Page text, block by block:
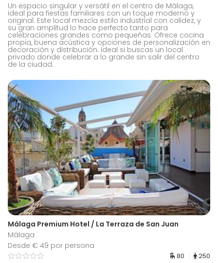
Un espacio singular y versátil en el centro de Málaga,
ideal para fiestas familiares con un toque moderno y
original. Este local mezcla estilo industrial con calidez, y
su gran amplitud lo hace perfecto tanto para
celebraciones grandes como pequeñas. Ofrece cocina
propia, buena acústica y opciones de personalización en
decoración y distribución. Ideal si buscas un local
privado donde celebrar a lo grande sin salir del centro
de la ciudad.
Málaga Premium Hotel / La Terraza de San Juan
Málaga
Desde € 49 por persona
80 250